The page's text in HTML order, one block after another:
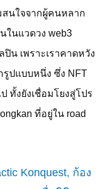
นใจจากผู้คนหลาก
ในแวดวง web3
น เพราะเราคาดหวัง
รูปแบบหนึ่ง ซึ่ง NFT
ทั้งยังเชื่อมโยงสู่โปร
ที่อยู่ใน road